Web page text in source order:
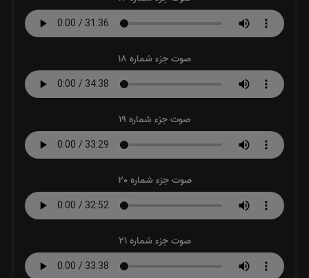
صوت جزء شماره 18
صوت جزء شماره 19
صوت جزء شماره 20
صوت جزء شماره 21